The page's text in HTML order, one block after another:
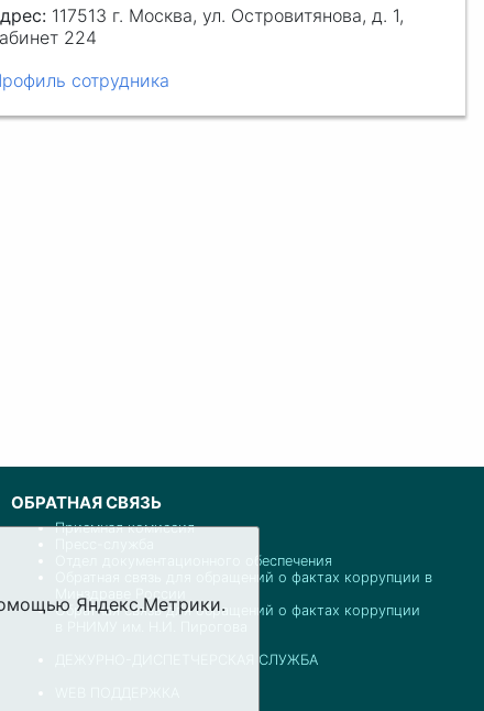
117513 г. Москва, ул. Островитянова, д. 1,
224
сотрудника
ОБРАТНАЯ СВЯЗЬ
Приемная комиссия
Отдел документационного обеспечения
Обратная связь для обращений о фактах коррупции в
Минздраве России
Обратная связь для обращений о фактах коррупции
ДЕЖУРНО-ДИСПЕТЧЕРСКАЯ СЛУЖБА
Яндекс.Метрики.